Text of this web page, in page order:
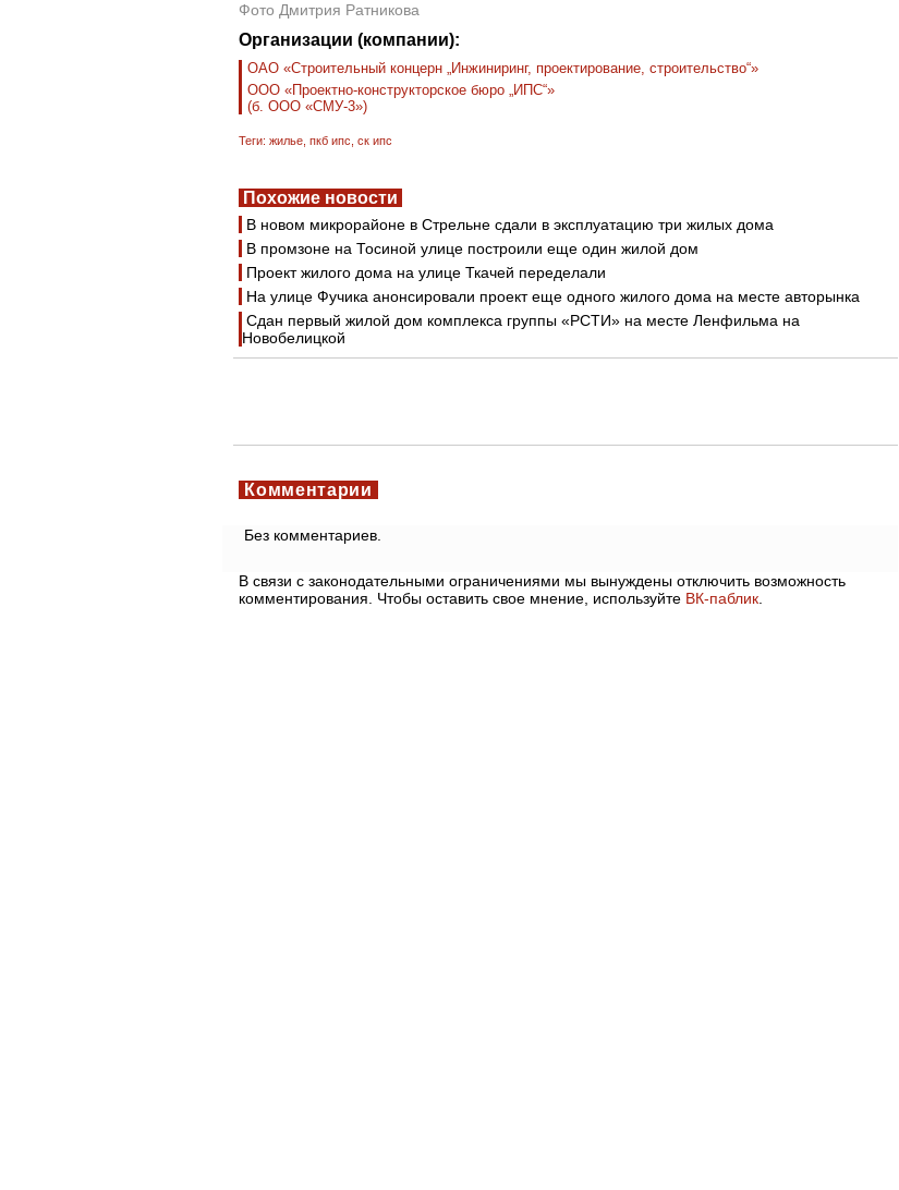
Фото Дмитрия Ратникова
Организации (компании):
ОАО «Строительный концерн „Инжиниринг, проектирование, строительство“»
ООО «Проектно-конструкторское бюро „ИПС“»
(б. ООО «СМУ-3»)
Теги: жилье пкб ипс ск ипс
Похожие новости
В новом микрорайоне в Стрельне сдали в эксплуатацию три жилых дома
В промзоне на Тосиной улице построили еще один жилой дом
Проект жилого дома на улице Ткачей переделали
На улице Фучика анонсировали проект еще одного жилого дома на месте авторынка
Сдан первый жилой дом комплекса группы «РСТИ» на месте Ленфильма на
Новобелицкой
Комментарии
Без комментариев.
В связи с законодательными ограничениями мы вынуждены отключить возможность
комментирования. Чтобы оставить свое мнение, используйте ВК-паблик